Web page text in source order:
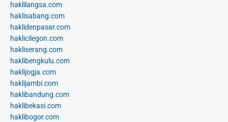
haklilangsa.com
haklisabang.com
haklidenpasar.com
haklicilegon.com
hakliserang.com
haklibengkulu.com
haklijogja.com
haklijambi.com
haklibandung.com
haklibekasi.com
haklibogor.com